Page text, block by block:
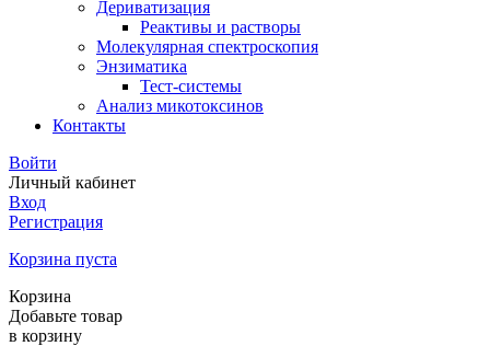
Дериватизация
Реактивы и растворы
Молекулярная спектроскопия
Энзиматика
Тест-системы
Анализ микотоксинов
Контакты
Войти
Личный кабинет
Вход
Регистрация
Корзина пуста
Корзина
Добавьте товар
в корзину